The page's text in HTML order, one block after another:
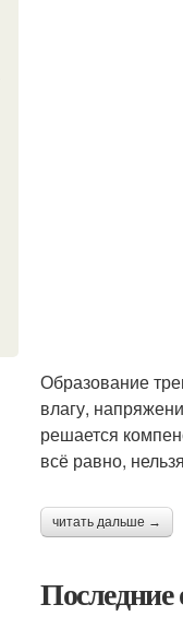
Образование
влагу,
решается
всё равно,
читать дальше →
Последние